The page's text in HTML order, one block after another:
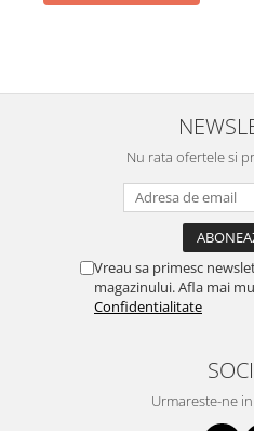
Nu rata ofertele si
Vreau sa primesc
magazinului. Afla mai
Confidentialitate
Urmareste-ne